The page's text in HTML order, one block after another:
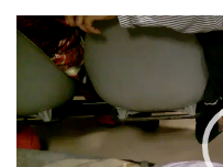
Video
Player